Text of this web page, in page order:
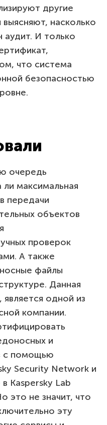
другие
насколько
аудит. И только
что система
безопасностью
очередь
максимальная
передачи
объектов
проверок
А также
файлы
Данная
одной из
компании.
и
с помощью
Security Network и
Kaspersky Lab
это не значит, что
эту